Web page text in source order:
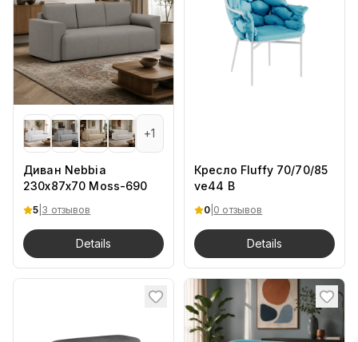
+1
Диван Nebbia
230х87х70 Moss-690
5 3 отзывов
Details
Кресло Fluffy 70/70/85
ve44 B
0 0 отзывов
Details